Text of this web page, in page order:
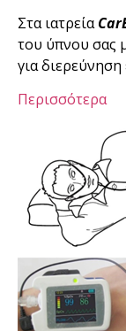
Στα ιατρεία
του ύπνου σας
για
Περισσότερα